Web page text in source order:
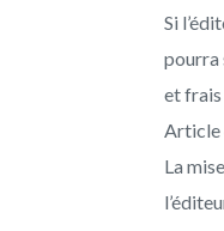
Si
pourra
et
Article
La